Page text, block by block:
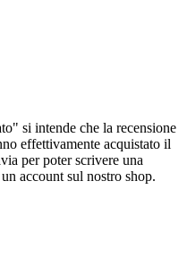
si intende che la recensione
effettivamente acquistato il
per poter scrivere una
account sul nostro shop.